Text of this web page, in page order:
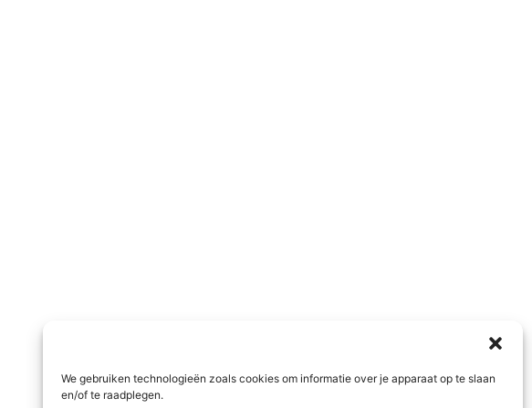
We gebruiken technologieën zoals cookies om informatie over je apparaat op te slaan
en/of te raadplegen.